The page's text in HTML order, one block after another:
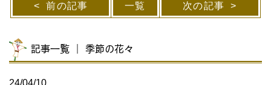
前の記事 一覧 次の記事
記事一覧 ｜ 季節の花々